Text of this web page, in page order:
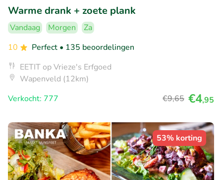
Warme drank + zoete plank
Vandaag Morgen
Za
10
Perfect • 135 beoordelingen
EETIT op Vrieze's Erfgoed
Wapenveld (12km)
Verkocht: 777
€9,65 €4,95
53% korting